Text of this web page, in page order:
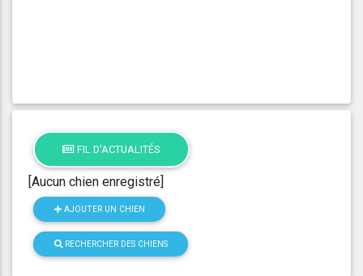
FIL D'ACTUALITÉS
[Aucun chien enregistré]
AJOUTER UN CHIEN
RECHERCHER DES CHIENS